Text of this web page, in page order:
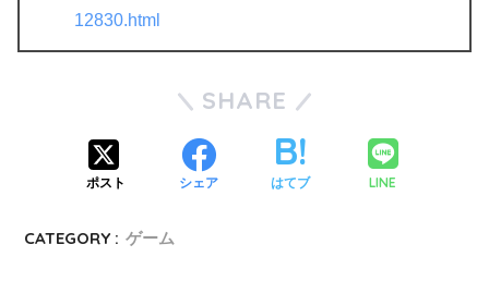
12830.html
SHARE
ポスト シェア はてブ LINE
CATEGORY : ゲーム